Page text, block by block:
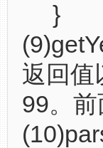
}
返回值
99。前